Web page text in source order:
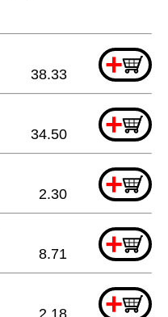
+
38.33
+
34.50
+
2.30
+
8.71
+
2.18